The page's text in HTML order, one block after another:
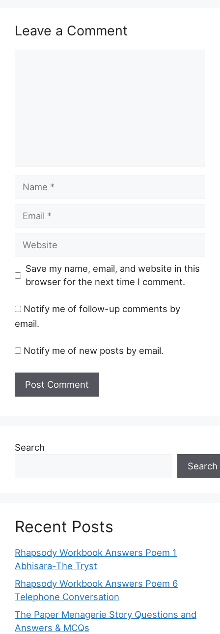
Leave a Comment
Name
Email
Website
Save my name, email, and website in this
browser for the next time I comment.
Notify me of follow-up comments by
email.
Notify me of new posts by email.
Search
Search
Recent Posts
Rhapsody Workbook Answers Poem 1
Abhisara-The Tryst
Rhapsody Workbook Answers Poem 6
Telephone Conversation
The Paper Menagerie Story Questions and
Answers & MCQs